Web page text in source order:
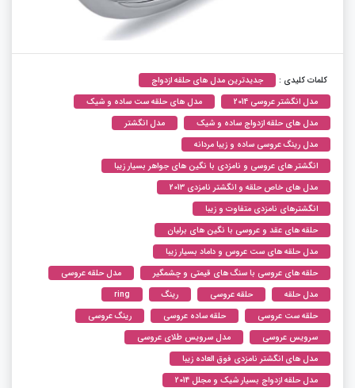
کلمات کلیدی :
جدیدترین مدل های حلقه ازدواج
مدل انگشتر عروسی 2014
مدل های حلقه ست ساده و شیک
مدل های حلقه ازدواج ساده و شیک
مدل انگشتر
مدل رینگ عروسی ساده و زیبا مردانه
انگشتر های عروسی و نامزدی با نگین های جواهر بسیار زیبا
مدل های خاص حلقه و انگشتر نامزدی 2013
انگشترهای نامزدی متفاوت و زیبا
حلقه های عقد و عروسی با نگین های برلیان
مدل حلقه های ست عروس و داماد بسیار زیبا
حلقه های عروسی با سنگ های قیمتی و چشمگیر
مدل حلقه عروسی
مدل حلقه
حلقه عروسی رینگ
ring
حلقه ست عروسی
حلقه ساده عروسی
رینگ عروسی
سرویس عروسی
مدل سرویس طلای عروسی
مدل های انگشتر نامزدی فوق العاده زیبا
مدل حلقه ازدواج بسیار شیک و مجلل 2014